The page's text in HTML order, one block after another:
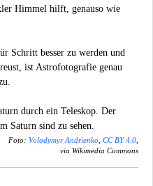
Himmel hilft, genauso wie
Schritt besser zu werden und
ist Astrofotografie genau
Foto: Volodymyr Andrienko CC BY 4.0
via Wikimedia Commons